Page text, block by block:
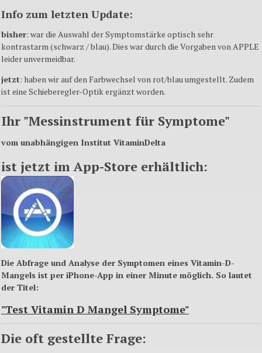
Info zum letzten Update:
bisher: war die Auswahl derSymptomstärke optisch sehr
kontrastarm(schwarz /blau). Dies wardurchdie Vorgabenvon APPLE
leiderunvermeidbar.
jetzt: habenwiraufden Farbwechsel von rot/blauumgestellt. Zudem
isteine Schieberegler-Optikergänztworden.
Ihr "Messinstrument für Symptome"
vom unabhängigen Institut VitaminDelta
ist jetzt im App-Store erhältlich:
Die Abfrage und Analyse der Symptomen eines Vitamin-D-
Mangels ist per iPhone-App in einer Minute möglich. So lautet
der Titel:
"Test Vitamin D Mangel Symptome"
Die oft gestellte Frage: